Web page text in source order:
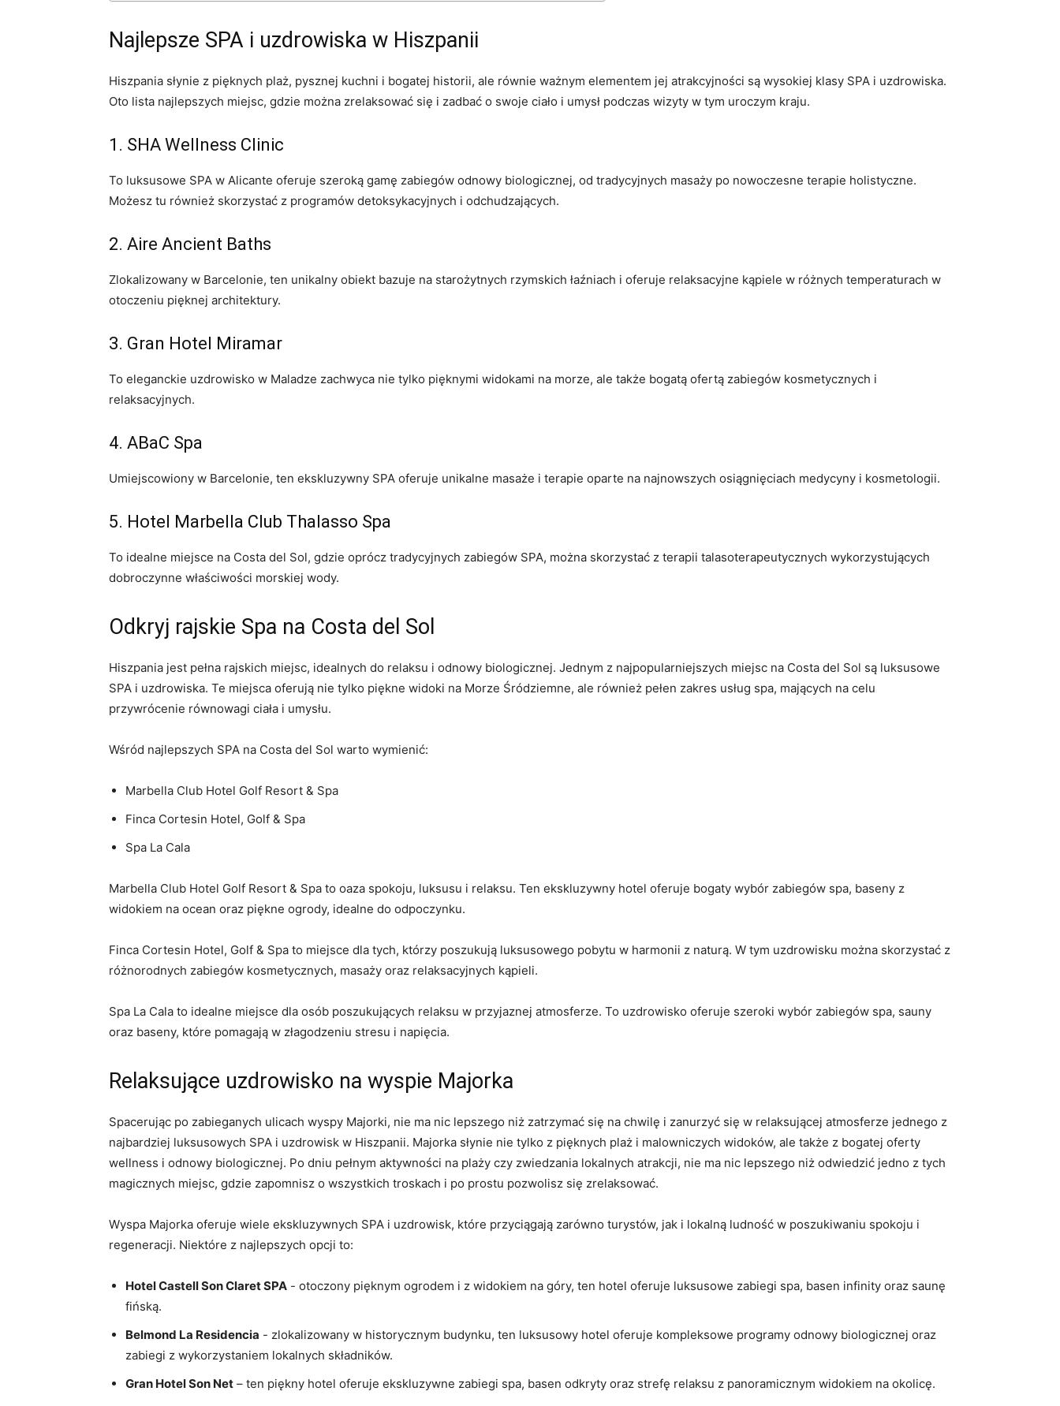
Najlepsze SPA i uzdrowiska w Hiszpanii
Hiszpania słynie z pięknych plaż, ⁢pysznej kuchni​ i ​bogatej‌ historii, ale równie ważnym elementem ‌jej ‍atrakcyjności są wysokiej klasy SPA‌ i uzdrowiska.‌
Oto lista najlepszych miejsc, gdzie można zrelaksować się i zadbać o swoje ciało‌ i umysł ⁢podczas wizyty w tym uroczym kraju.
1. ​SHA Wellness Clinic
To luksusowe SPA w Alicante oferuje szeroką gamę zabiegów odnowy ‌biologicznej, od tradycyjnych masaży po nowoczesne terapie holistyczne.
Możesz tu również skorzystać z programów ⁣detoksykacyjnych i odchudzających.
2. Aire Ancient Baths
Zlokalizowany w Barcelonie, ten unikalny‍ obiekt bazuje na starożytnych rzymskich łaźniach i ​oferuje⁢ relaksacyjne kąpiele w różnych temperaturach w
otoczeniu pięknej architektury.
3.‍ Gran Hotel Miramar
To eleganckie uzdrowisko w Maladze zachwyca nie tylko pięknymi widokami na morze, ‍ale⁢ także bogatą ofertą zabiegów‍ kosmetycznych i
relaksacyjnych.
4. ABaC Spa
Umiejscowiony w Barcelonie, ten ekskluzywny SPA oferuje unikalne masaże i terapie oparte na najnowszych osiągnięciach medycyny ​i kosmetologii.
5. Hotel Marbella Club Thalasso Spa
To idealne⁣ miejsce na Costa del Sol, gdzie oprócz tradycyjnych zabiegów‌ SPA, można skorzystać z terapii⁣ talasoterapeutycznych wykorzystujących
dobroczynne właściwości morskiej wody.
Odkryj rajskie Spa ​na⁣ Costa del Sol
Hiszpania jest pełna rajskich miejsc, ⁣idealnych do relaksu i odnowy biologicznej. Jednym z ⁢najpopularniejszych miejsc na Costa del Sol są luksusowe ​
SPA ​i uzdrowiska. Te miejsca oferują⁢ nie tylko piękne widoki na Morze Śródziemne, ale również pełen zakres usług spa, mających na celu
przywrócenie równowagi ciała i umysłu.
Wśród⁢ najlepszych SPA na Costa del Sol warto wymienić:
Marbella​ Club Hotel​ Golf​ Resort & Spa
Finca Cortesin Hotel, Golf & Spa
Spa La Cala
Marbella​ Club Hotel Golf Resort & Spa to oaza spokoju,‌ luksusu i relaksu. Ten ekskluzywny hotel oferuje bogaty wybór zabiegów⁣ spa, baseny z
widokiem na ocean oraz piękne ogrody,‍ idealne do odpoczynku.
Finca Cortesin Hotel, Golf &⁤ Spa to miejsce ‌dla tych, którzy poszukują ‌luksusowego pobytu w harmonii z naturą. W tym uzdrowisku można⁣ skorzystać ​z
różnorodnych zabiegów kosmetycznych, ​masaży oraz relaksacyjnych kąpieli.
Spa La Cala to idealne miejsce dla osób poszukujących relaksu w przyjaznej atmosferze. To uzdrowisko oferuje szeroki wybór zabiegów spa, sauny
oraz baseny, ‌które pomagają w złagodzeniu stresu i napięcia.
Relaksujące uzdrowisko na wyspie Majorka
Spacerując po ⁤zabieganych ulicach wyspy Majorki, nie ma nic lepszego niż ‍zatrzymać się ⁣na chwilę i zanurzyć się w relaksującej atmosferze ‌jednego z
najbardziej luksusowych SPA i uzdrowisk w Hiszpanii. Majorka słynie nie tylko z pięknych⁤ plaż i malowniczych widoków, ale także z bogatej oferty
‍wellness​ i odnowy biologicznej. Po dniu⁤ pełnym aktywności na‌ plaży czy⁤ zwiedzania lokalnych atrakcji, nie ma nic lepszego niż odwiedzić jedno z tych
magicznych miejsc, gdzie zapomnisz o wszystkich troskach i po ​prostu pozwolisz się zrelaksować.
Wyspa Majorka oferuje wiele ekskluzywnych SPA i uzdrowisk, które przyciągają zarówno turystów, jak i lokalną ​ludność w poszukiwaniu ‍spokoju i
regeneracji.⁤ Niektóre z najlepszych opcji to:
Hotel Castell Son Claret SPA -‍ otoczony⁣ pięknym ogrodem i z widokiem na góry, ten hotel oferuje luksusowe zabiegi ​spa, basen infinity oraz saunę
fińską.
Belmond La Residencia ⁣- zlokalizowany w historycznym budynku, ten luksusowy⁣ hotel oferuje kompleksowe programy odnowy biologicznej oraz
zabiegi ⁤z ⁤wykorzystaniem⁣ lokalnych składników.
Gran Hotel Son Net – ten piękny hotel oferuje‌ ekskluzywne zabiegi spa, basen odkryty oraz strefę relaksu z panoramicznym widokiem na⁣ okolicę.